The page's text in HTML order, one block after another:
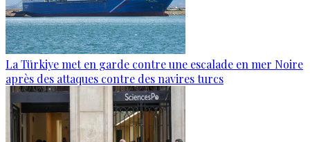
La Türkiye met en garde contre une escalade en mer Noire
après des attaques contre des navires turcs